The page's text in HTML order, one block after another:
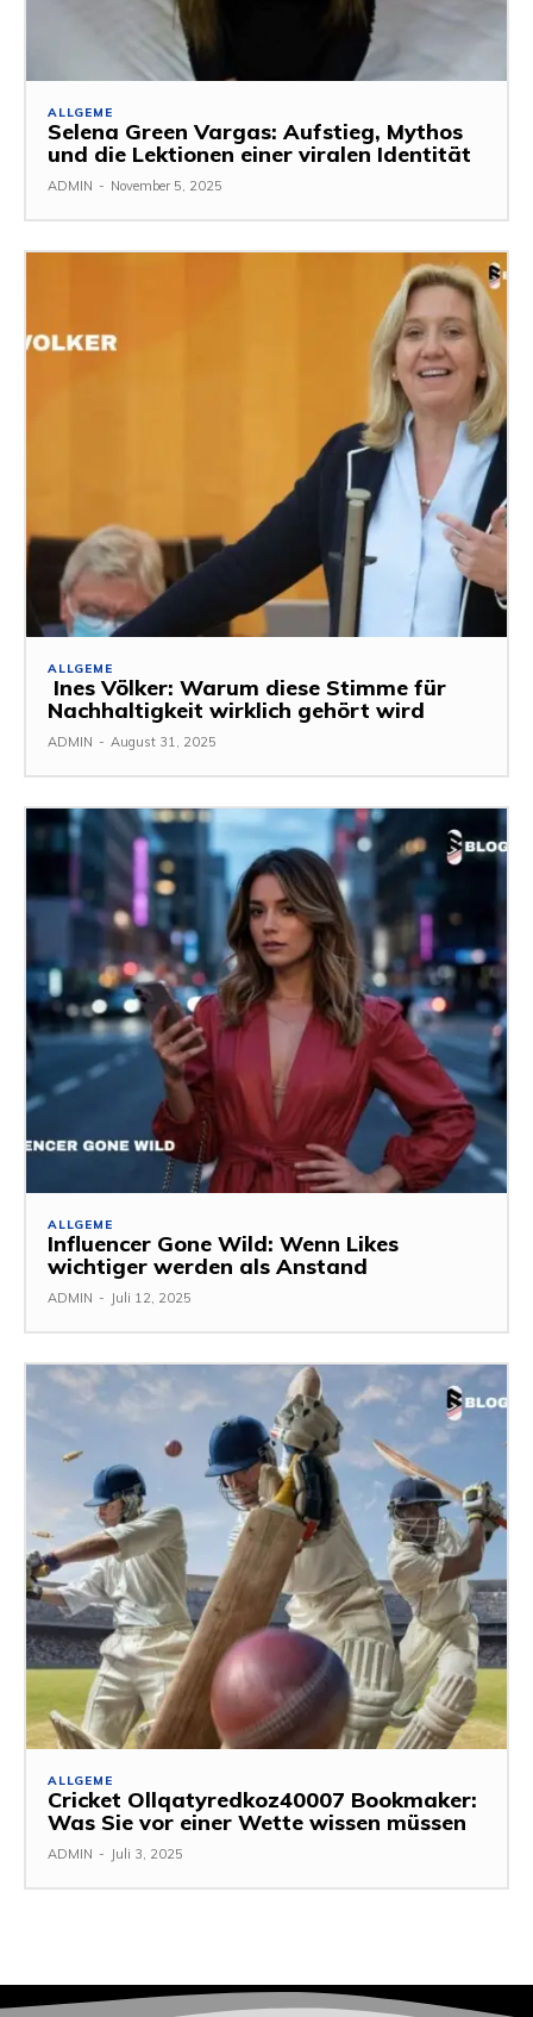
ALLGEME
Selena Green Vargas: Aufstieg, Mythos
und die Lektionen einer viralen Identität
ADMIN - November 5, 2025
ALLGEME
Ines Völker: Warum diese Stimme für
Nachhaltigkeit wirklich gehört wird
ADMIN - August 31, 2025
ALLGEME
Influencer Gone Wild: Wenn Likes
wichtiger werden als Anstand
ADMIN - Juli 12, 2025
ALLGEME
Cricket Ollqatyredkoz40007 Bookmaker:
Was Sie vor einer Wette wissen müssen
ADMIN - Juli 3, 2025